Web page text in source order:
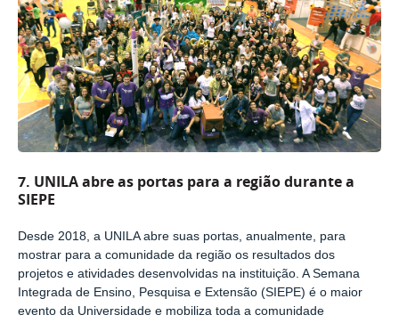
7. UNILA abre as portas para a região durante a
SIEPE
Desde 2018, a UNILA abre suas portas, anualmente, para
mostrar para a comunidade da região os resultados dos
projetos e atividades desenvolvidas na instituição. A Semana
Integrada de Ensino, Pesquisa e Extensão (SIEPE) é o maior
evento da Universidade e mobiliza toda a comunidade